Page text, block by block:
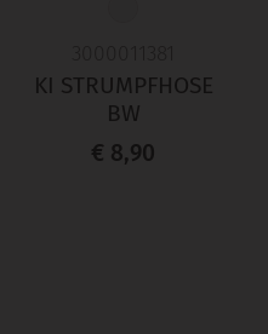
KI STRUMPFHOSE
BW
€ 8,90